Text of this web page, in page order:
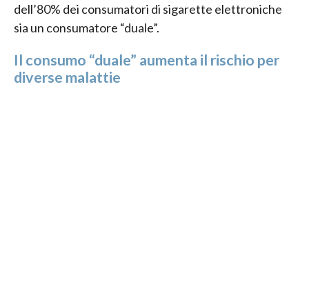
dell’80% dei consumatori di sigarette elettroniche
sia un consumatore “duale”.
Il consumo “duale” aumenta il rischio per
diverse malattie